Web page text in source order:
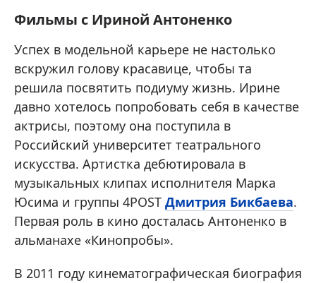
Фильмы с Ириной Антоненко
Успех в модельной карьере не настолько
вскружил голову красавице, чтобы та
решила посвятить подиуму жизнь. Ирине
давно хотелось попробовать себя в качестве
актрисы, поэтому она поступила в
Российский университет театрального
искусства. Артистка дебютировала в
музыкальных клипах исполнителя Марка
Юсима и группы 4POST Дмитрия Бикбаева.
Первая роль в кино досталась Антоненко в
альманахе «Кинопробы».
В 2011 году кинематографическая биография